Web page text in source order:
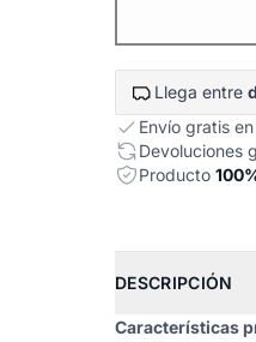
Llega entre
Envío gratis
Devoluciones
Producto
DESCRIPCIÓN
Características